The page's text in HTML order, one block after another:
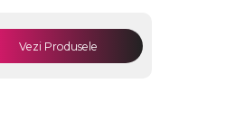
Vezi Produsele